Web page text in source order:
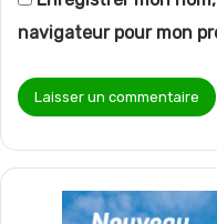
navigateur pour mon